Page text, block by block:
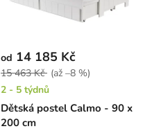
Dětská postel Calmo - 90 x
200 cm
od 14 185 Kč
15 463 Kč (až –8 %)
2 - 5 týdnů